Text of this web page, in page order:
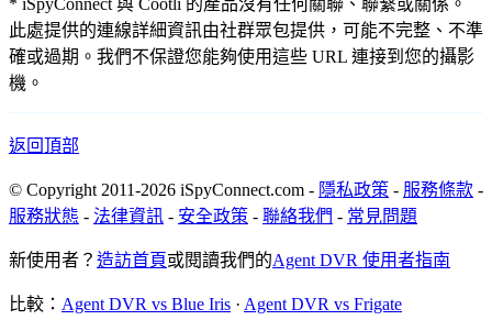
* iSpyConnect 與 Cootli 的產品沒有任何關聯、聯繫或關係。
此處提供的連線詳細資訊由社群眾包提供，可能不完整、不準
確或過期。我們不保證您能夠使用這些 URL 連接到您的攝影
機。
返回頂部
© Copyright 2011-2026 iSpyConnect.com - 隱私政策 - 服務條款 -
服務狀態 - 法律資訊 - 安全政策 - 聯絡我們 - 常見問題
新使用者？ 造訪首頁或閱讀我們的Agent DVR 使用者指南
比較： Agent DVR vs Blue Iris · Agent DVR vs Frigate